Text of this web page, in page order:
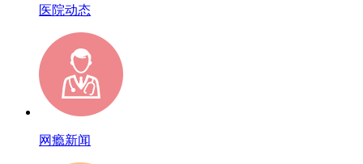
医院动态
网瘾新闻